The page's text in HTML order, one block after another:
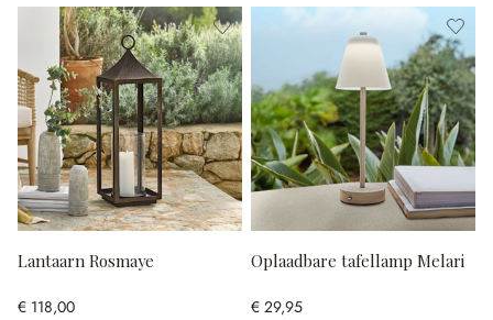
Lantaarn Rosmaye
€ 118,00
Oplaadbare tafellamp Melari
€ 29,95